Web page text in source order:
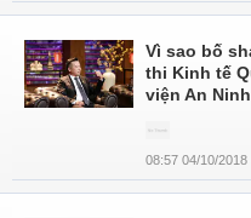
Vì sao bố
thi Kinh tế
viện An
08:57 04/10/2018